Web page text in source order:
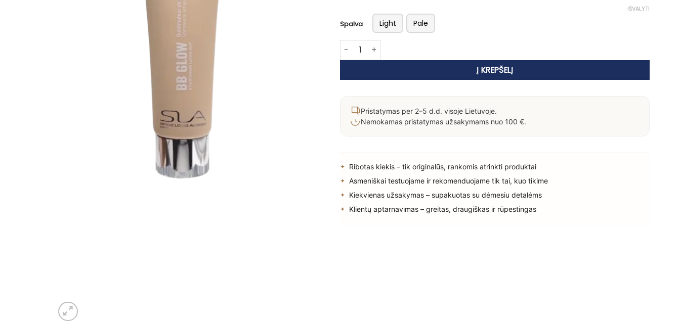
Spalva Light Pale
IŠVALYTI
produkto kiekis: BB GLOW kremai su SPF20
Į KREPŠELĮ
Pristatymas per 2–5 d.d. visoje Lietuvoje.
Nemokamas pristatymas užsakymams nuo 100 €.
Ribotas kiekis – tik originalūs, rankomis atrinkti produktai
Asmeniškai testuojame ir rekomenduojame tik tai, kuo tikime
Kiekvienas užsakymas – supakuotas su dėmesiu detalėms
Klientų aptarnavimas – greitas, draugiškas ir rūpestingas